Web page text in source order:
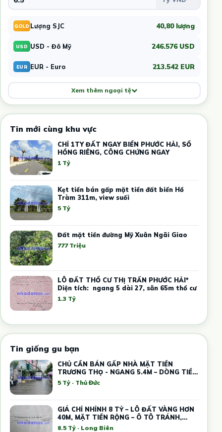
GOLD Lượng SJC 40,80 lượng
USD USD - Đô Mỹ 246.576 USD
EUR EUR - Euro 213.542 EUR
Xem thêm ngoại tệ
Tin mới cùng khu vực
CHỈ 1TY ĐẤT NGAY BIỂN PHƯỚC HẢI, SỔ
HỒNG RIÊNG, CÔNG CHỨNG NGAY
1 Tỷ
Kẹt tiền bán gấp mặt tiền đất biển Hồ
Tràm 311m, view suối
5 Tỷ
Đất mặt tiền đường Mỹ Xuân Ngãi Giao
777 Triệu
LÔ ĐẤT THỔ CƯ THỊ TRẤN PHƯỚC HẢI*
Diện tích: ngang 5 dài 27, sẵn 65m thổ cư
1.3 Tỷ
Tin giống gu bạn
CHỦ CẦN BÁN GẤP NHÀ MẶT TIỀN
TRƯƠNG THỌ - NGANG 5.4M – DÒNG TIỀN
12 TRIỆU
5 Tỷ · Thủ Đức
GIÁ CHỈ NHỈNH 8 TỶ – LÔ ĐẤT VÀNG HƠN
40M, MẶT TIỀN RỘNG – Ô TÔ TRÁNH,
KINH DOANH
8.5 Tỷ · Long Biên